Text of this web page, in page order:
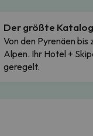
Der größte Katalog
Von den Pyrenäen bis
Alpen. Ihr Hotel +
geregelt.